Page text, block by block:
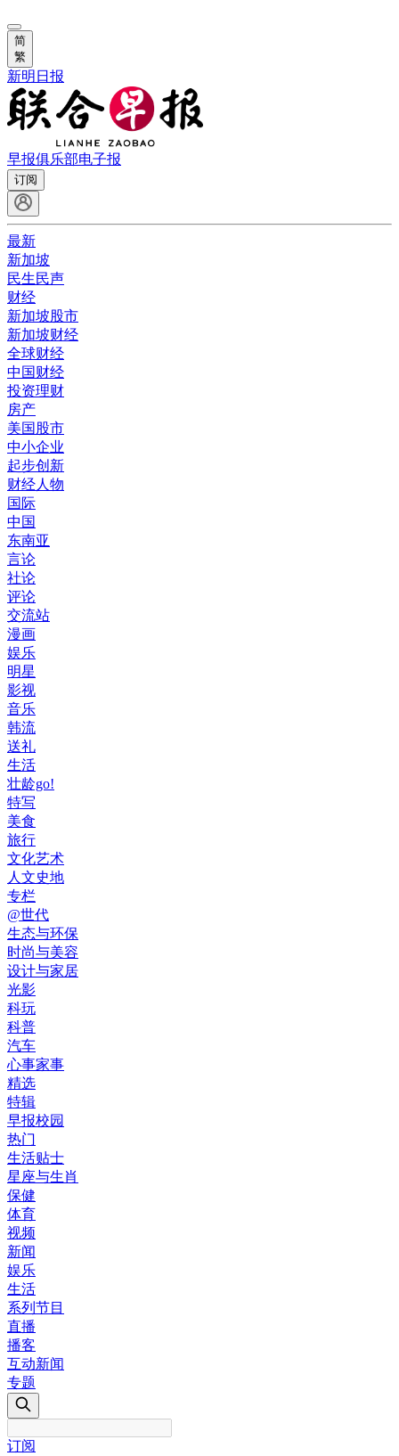
简
繁
新明日报
早报俱乐部电子报
订阅
最新
新加坡
民生民声
财经
新加坡股市
新加坡财经
全球财经
中国财经
投资理财
房产
美国股市
中小企业
起步创新
财经人物
国际
中国
东南亚
言论
社论
评论
交流站
漫画
娱乐
明星
影视
音乐
韩流
送礼
生活
壮龄go!
特写
美食
旅行
文化艺术
人文史地
专栏
@世代
生态与环保
时尚与美容
设计与家居
光影
科玩
科普
汽车
心事家事
精选
特辑
早报校园
热门
生活贴士
星座与生肖
保健
体育
视频
新闻
娱乐
生活
系列节目
直播
播客
互动新闻
专题
订阅